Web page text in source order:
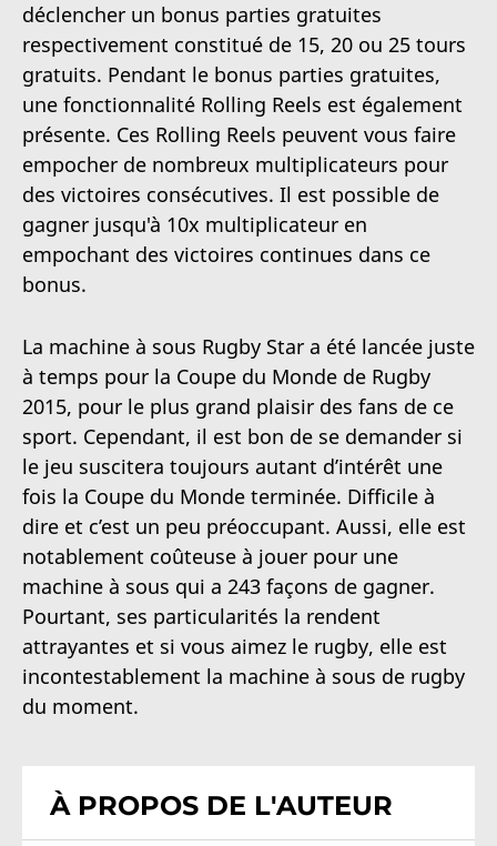
déclencher un bonus parties gratuites
respectivement constitué de 15, 20 ou 25 tours
gratuits. Pendant le bonus parties gratuites,
une fonctionnalité Rolling Reels est également
présente. Ces Rolling Reels peuvent vous faire
empocher de nombreux multiplicateurs pour
des victoires consécutives. Il est possible de
gagner jusqu'à 10x multiplicateur en
empochant des victoires continues dans ce
bonus.
La machine à sous Rugby Star a été lancée juste
à temps pour la Coupe du Monde de Rugby
2015, pour le plus grand plaisir des fans de ce
sport. Cependant, il est bon de se demander si
le jeu suscitera toujours autant d’intérêt une
fois la Coupe du Monde terminée. Difficile à
dire et c’est un peu préoccupant. Aussi, elle est
notablement coûteuse à jouer pour une
machine à sous qui a 243 façons de gagner.
Pourtant, ses particularités la rendent
attrayantes et si vous aimez le rugby, elle est
incontestablement la machine à sous de rugby
du moment.
À PROPOS DE L'AUTEUR